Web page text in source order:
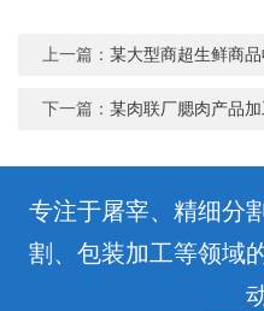
上一篇：某大型商超生鲜商
下一篇：某肉联厂腮肉产品
专注于屠宰、精细分
割、包装加工等领域